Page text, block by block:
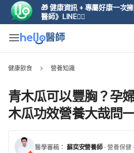
🎁 健康資訊 + 專屬好康一次
醫師》LINE👆🏼
健康飲食 營養知識
青木瓜可以豐胸？孕
木瓜功效營養大哉問
醫學審稿： 蘇奕安營養師 · 營養保健 ·